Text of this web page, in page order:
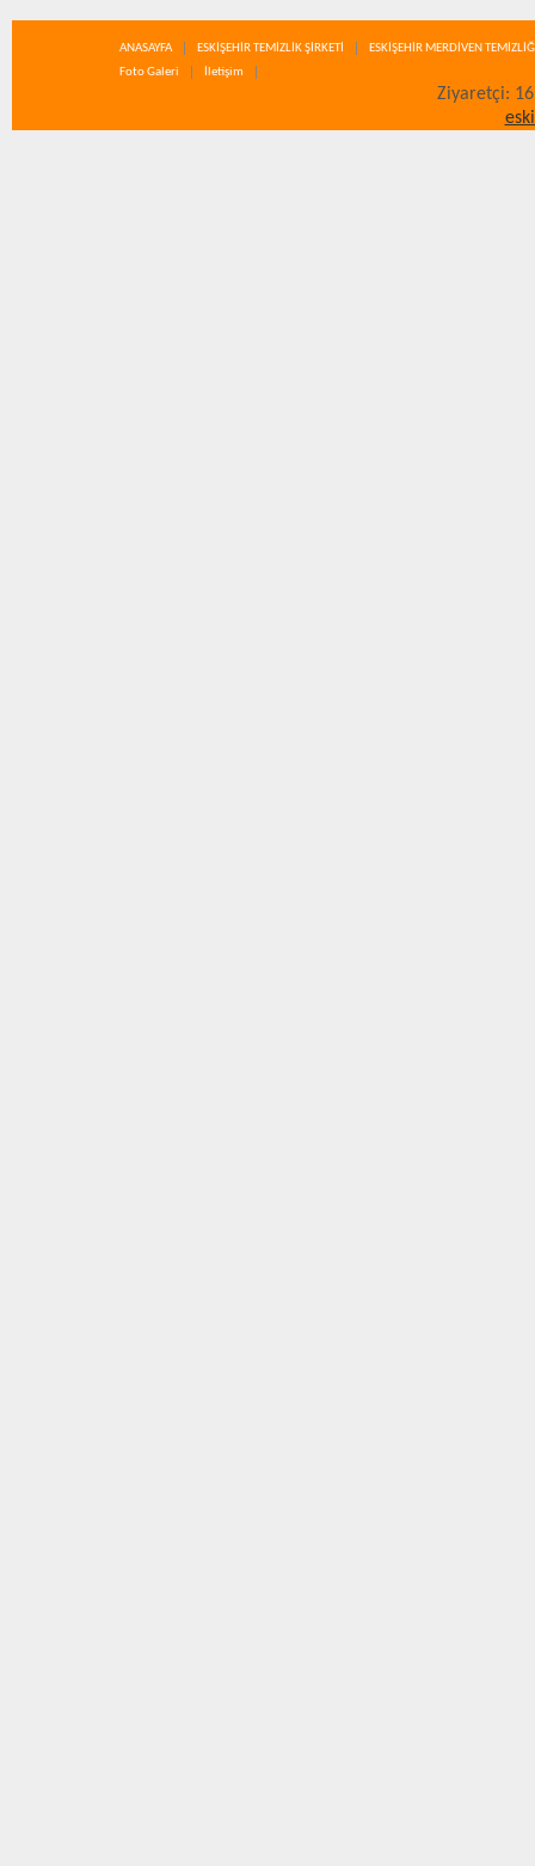
ANASAYFA ESKİŞEHİR TEMİZLİK ŞİRKETİ
ESKİŞEHİR MERDİVEN
Foto Galeri
İletişim
Ziyaretçi: